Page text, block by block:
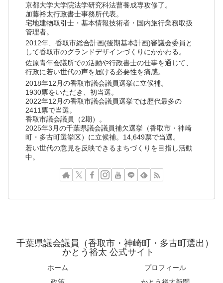
京都大学大学院法学研究科法曹養成専攻修了。
加藤裕太行政書士事務所代表。
宅地建物取引士・基本情報技術者・国内旅行業務取扱
管理者。
2012年、香取市総合計画(後期基本計画)審議会委員と
して香取市のグランドデザインづくりにかかわる。
佐原青年会議所での活動や行政書士の仕事を通じて、
行政に若い世代の声を届ける必要性を痛感。
2018年12月の香取市議会議員選挙に立候補。
1930票をいただき、初当選。
2022年12月の香取市議会議員選挙では歴代最多の
2411票で当選。
香取市議会議員（2期）。
2025年3月の千葉県議会議員補欠選挙（香取市・神崎
町・多古町選挙区）に立候補。14,649票で当選。
若い世代の意見を反映できるまちづくりを目指し活動
中。
千葉県議会議員（香取市・神崎町・多古町選出）
かとう裕太 公式サイト
ホーム
プロフィール